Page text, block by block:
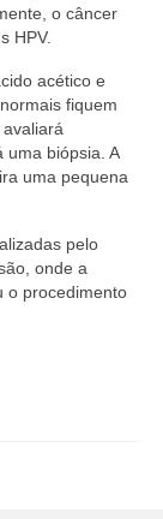
o câncer
HPV.
acético e
fiquem
uma biópsia. A
uma pequena
pelo
onde a
o procedimento